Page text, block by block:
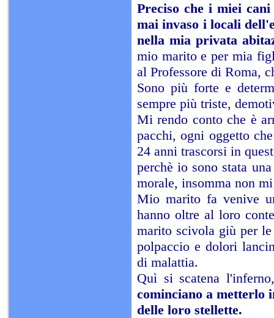
Preciso che i miei
mai invaso i locali
nella mia privata
mio marito e per mia
al Professore di Roma,
Sono più forte e
sempre più triste,
Mi rendo conto che è
pacchi, ogni oggetto
24 anni trascorsi in
perchè io sono stata
morale, insomma non
Mio marito fa venive
hanno oltre al loro
marito scivola giù per le
polpaccio e dolori
di malattia.
Quì si scatena
cominciano a metterlo
delle loro stellette.